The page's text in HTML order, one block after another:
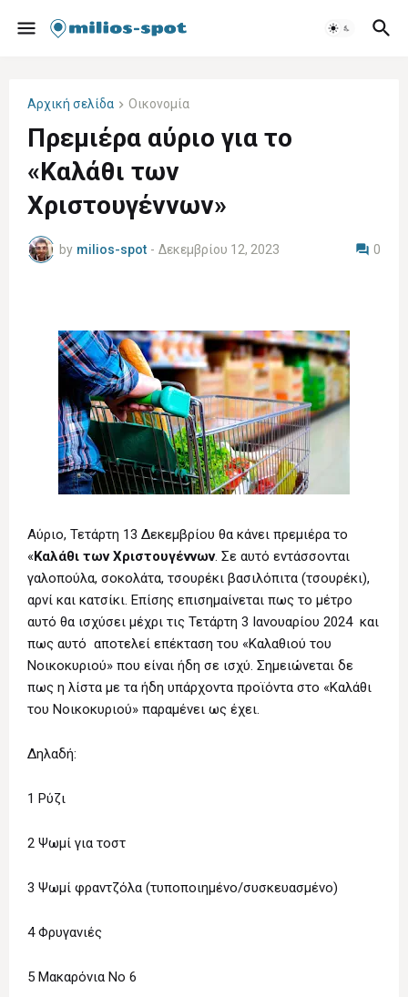
Αρχική σελίδα Οικονομία
Πρεμιέρα αύριο για το
«Καλάθι των
Χριστουγέννων»
by milios-spot - Δεκεμβρίου 12, 2023 0
Αύριο, Τετάρτη 13 Δεκεμβρίου θα κάνει πρεμιέρα το
«Καλάθι των Χριστουγέννων. Σε αυτό εντάσσονται
γαλοπούλα, σοκολάτα, τσουρέκι βασιλόπιτα (τσουρέκι),
αρνί και κατσίκι. Επίσης επισημαίνεται πως το μέτρο
αυτό θα ισχύσει μέχρι τις Τετάρτη 3 Ιανουαρίου 2024 και
πως αυτό αποτελεί επέκταση του «Καλαθιού του
Νοικοκυριού» που είναι ήδη σε ισχύ. Σημειώνεται δε
πως η λίστα με τα ήδη υπάρχοντα προϊόντα στο «Καλάθι
του Νοικοκυριού» παραμένει ως έχει.
Δηλαδή:
1 Ρύζι
2 Ψωμί για τoστ
3 Ψωμί φραντζόλα (τυποποιημένο/συσκευασμένο)
4 Φρυγανιές
5 Μακαρόνια Νο 6